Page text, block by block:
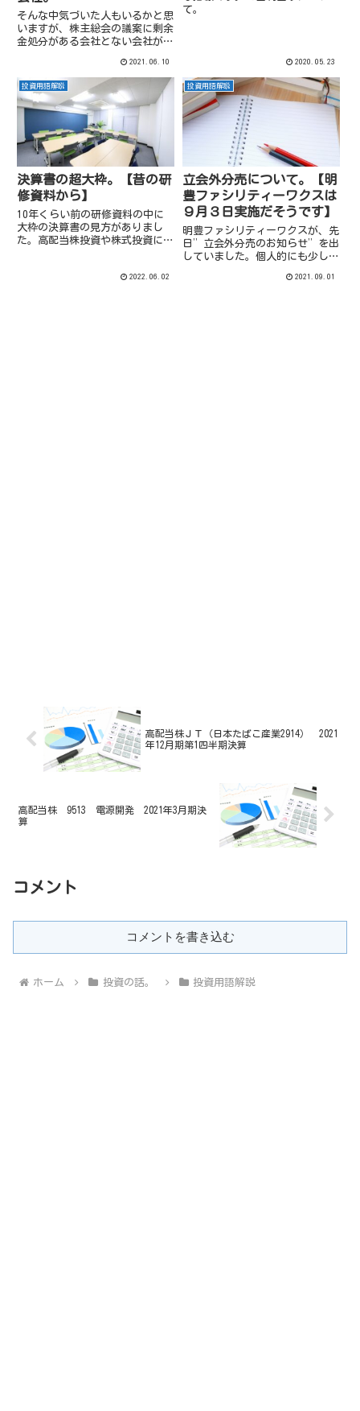
そんな中気づいた人もいるかと思
いますが、株主総会の議案に剰余
金処分がある会社とない会社があ
いですが、ソフトバンク等後者の
会社もチラホラ。
2021.06.10
て。
2020.05.23
投資用語解説
決算書の超大枠。【昔の研
修資料から】
10年くらい前の研修資料の中に
大枠の決算書の見方がありまし
た。高配当株投資や株式投資に役
2022.06.02
投資用語解説
立会外分売について。【明
豊ファシリティーワクスは
９月３日実施だそうです】
明豊ファシリティーワクスが、先
日”立会外分売のお知らせ”を出
していました。個人的にも少し馴
し確認してみることにします。
2021.09.01
高配当株ＪＴ（日本たばこ産業2914） 2021
年12月期第1四半期決算
高配当株 9513 電源開発 2021年3月期決
算
コメント
コメントを書き込む
ホーム 投資の話。 投資用語解説